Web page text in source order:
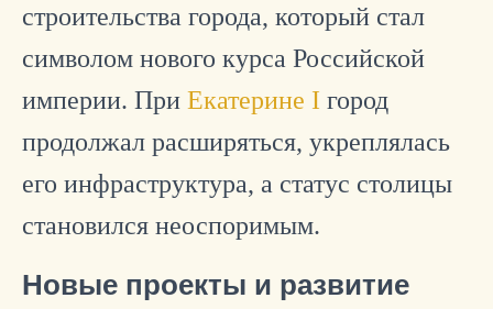
строительства города, который стал
символом нового курса Российской
империи. При Екатерине I город
продолжал расширяться, укреплялась
его инфраструктура, а статус столицы
становился неоспоримым.
Новые проекты и развитие